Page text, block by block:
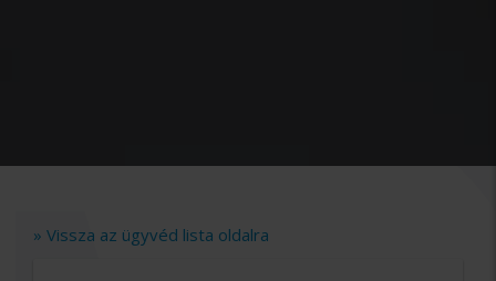
» Vissza az ügyvéd lista oldalra